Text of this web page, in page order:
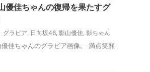
優佳ちゃんの復帰を果たすグ
グラビア, 日向坂46, 影山優佳, 影ちゃん
佳ちゃんのグラビア画像。 満点笑顔